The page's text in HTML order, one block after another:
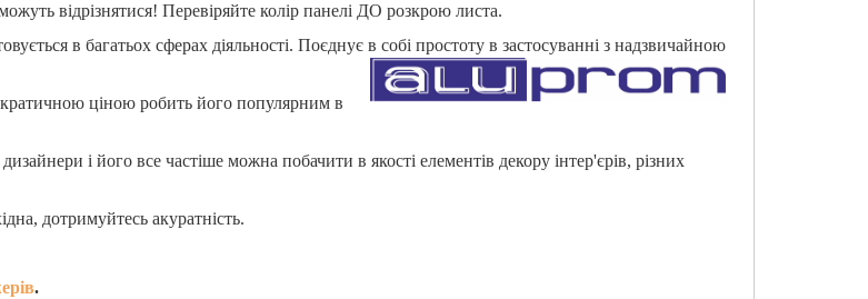
відрізнятися! Перевіряйте колір панелі ДО розкрою листа.
в багатьох сферах діяльності. Поєднує в собі простоту в застосуванні з надзвичайною
ціною робить його популярним в
і його все частіше можна побачити в якості елементів декору інтер'єрів, різних
дотримуйтесь акуратність.
.